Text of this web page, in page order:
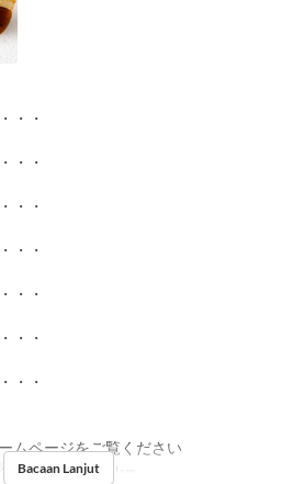
・・
・・
・・
・・
・・
・・
・・
ムページをご覧ください
Makan Malam
Bacaan Lanjut